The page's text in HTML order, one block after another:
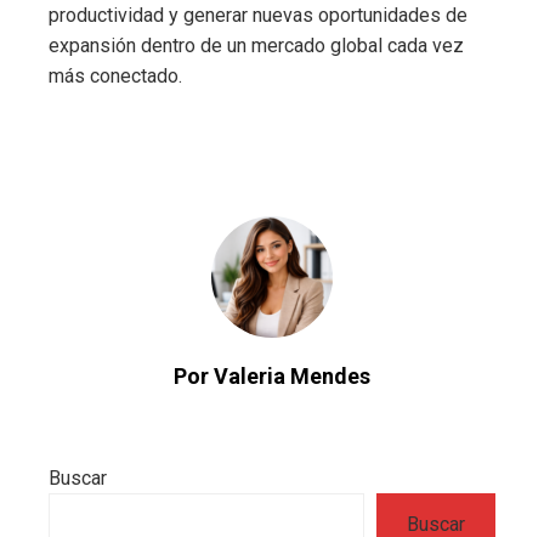
productividad y generar nuevas oportunidades de
expansión dentro de un mercado global cada vez
más conectado.
Por Valeria Mendes
Buscar
Buscar